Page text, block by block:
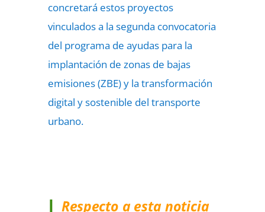
concretará estos proyectos
vinculados a la segunda convocatoria
del programa de ayudas para la
implantación de zonas de bajas
emisiones (ZBE) y la transformación
digital y sostenible del transporte
urbano.
Respecto a esta noticia